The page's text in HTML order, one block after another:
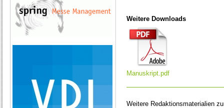
Weitere Downloads
Manuskript.pdf
Weitere Redaktionsmaterialien